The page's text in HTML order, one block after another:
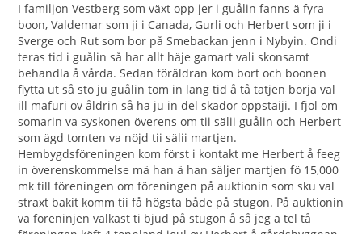
I familjon Vestberg som växt opp jer i guålin fanns ä fyra
boon, Valdemar som ji i Canada, Gurli och Herbert som ji i
Sverge och Rut som bor på Smebackan jenn i Nybyin. Ondi
teras tid i guålin så har allt häje gamart vali skonsamt
behandla å vårda. Sedan föräldran kom bort och boonen
flytta ut så sto ju guålin tom in lang tid å tå tatjen börja val
ill mäfuri ov åldrin så ha ju in del skador oppstäiji. I fjol om
somarin va syskonen överens om tii sälii guålin och Herbert
som ägd tomten va nöjd tii sälii martjen.
Hembygdsföreningen kom först i kontakt me Herbert å feeg
in överenskommelse mä han ä han säljer martjen fö 15,000
mk till föreningen om föreningen på auktionin som sku val
straxt bakit komm tii få högsta både på stugon. På auktionin
va föreninjen välkast ti bjud på stugon å så jeg ä tel tå